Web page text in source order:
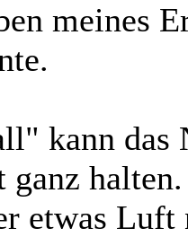
meines
kann das
ganz
etwas Luft